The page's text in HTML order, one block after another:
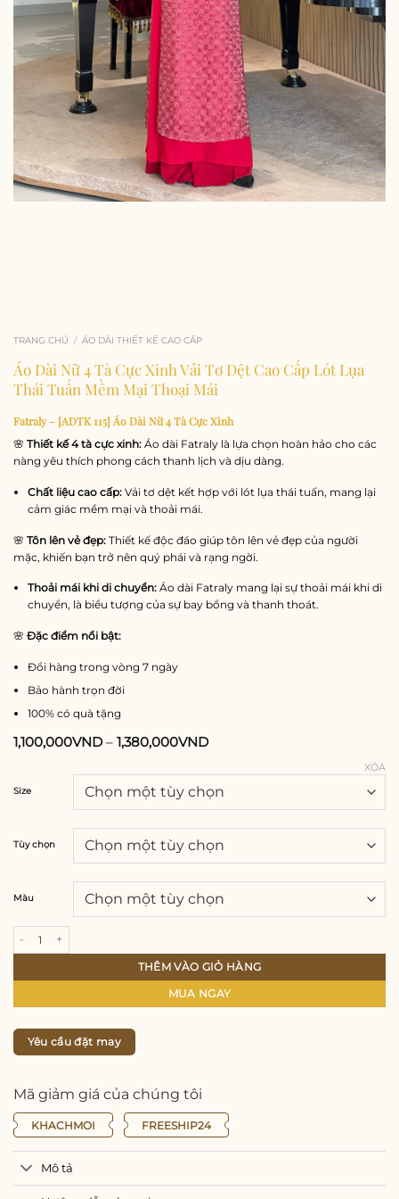
TRANG CHỦ / ÁO DÀI THIẾT KẾ CAO CẤP
Áo Dài Nữ 4 Tà Cực Xinh Vải Tơ Dệt Cao Cấp Lót Lụa
Thái Tuấn Mềm Mại Thoại Mái
Fatraly – [ADTK 115] Áo Dài Nữ 4 Tà Cực Xinh
🌸 Thiết kế 4 tà cực xinh: Áo dài Fatraly là lựa chọn hoàn hảo cho các
nàng yêu thích phong cách thanh lịch và dịu dàng.
Chất liệu cao cấp:Vải tơ dệt kết hợp với lót lụa thái tuấn, mang lại
cảm giác mềm mại và thoải mái.
🌸 Tôn lên vẻ đẹp: Thiết kế độc đáo giúp tôn lên vẻ đẹp của người
mặc, khiến bạn trở nên quý phái và rạng ngời.
Thoải mái khi di chuyển:Áo dài Fatraly mang lại sự thoải mái khi di
chuyển, là biểu tượng của sự bay bổng và thanh thoát.
🌸 Đặc điểm nổi bật:
Đổi hàng trong vòng 7 ngày
Bảo hành trọn đời
100% có quà tặng
1,100,000VND– 1,380,000VND
Size
Tùy chọn
Màu
XÓA
THÊM VÀO GIỎ HÀNG
MUA NGAY
Yêu cầu đặt may
Mã giảm giá của chúng tôi
KHACHMOI FREESHIP24
Mô tả